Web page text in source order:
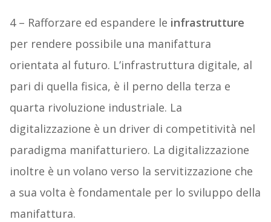
4 – Rafforzare ed espandere le infrastrutture
per rendere possibile una manifattura
orientata al futuro. L’infrastruttura digitale, al
pari di quella fisica, è il perno della terza e
quarta rivoluzione industriale. La
digitalizzazione è un driver di competitività nel
paradigma manifatturiero. La digitalizzazione
inoltre è un volano verso la servitizzazione che
a sua volta è fondamentale per lo sviluppo della
manifattura.